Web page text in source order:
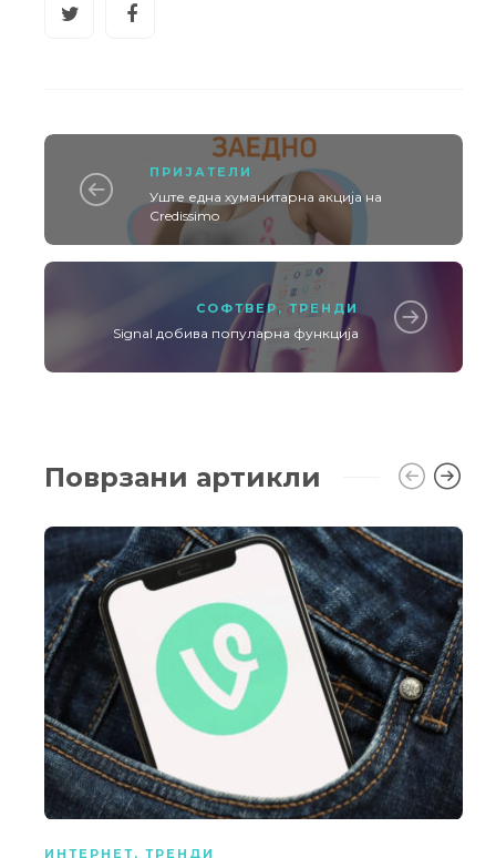
ПРИЈАТЕЛИ
Уште една хуманитарна акција на
Credissimo
СОФТВЕР,ТРЕНДИ
Signal добива популарна функција
Поврзани артикли
ИНТЕРНЕТ, ТРЕНДИ